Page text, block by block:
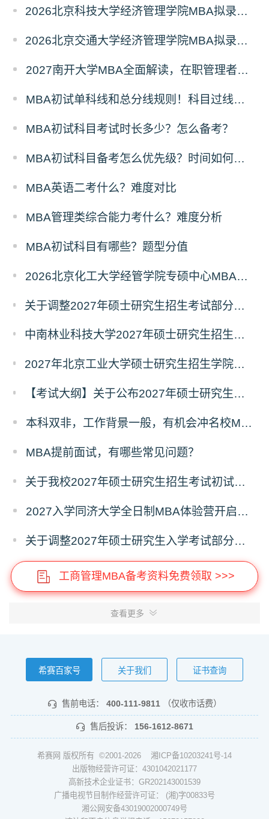
2026北京科技大学经济管理学院MBA拟录取分析解读
2026北京交通大学经济管理学院MBA拟录取分析解读
2027南开大学MBA全面解读，在职管理者择校优选
MBA初试单科线和总分线规则！科目过线标准
MBA初试科目考试时长多少？怎么备考？
MBA初试科目备考怎么优先级？时间如何分配？
MBA英语二考什么？难度对比
MBA管理类综合能力考什么？难度分析
MBA初试科目有哪些？题型分值
2026北京化工大学经管学院专硕中心MBA拟录取分析解读
关于调整2027年硕士研究生招生考试部分专业初试考试科目及参考书目的公告（二）
中南林业科技大学2027年硕士研究生招生考试初试科目调整情况公告
2027年北京工业大学硕士研究生招生学院、考试科目、考试大纲等调整情况
【考试大纲】关于公布2027年硕士研究生入学考试自命题考试科目考试大纲的通知
本科双非，工作背景一般，有机会冲名校MBA吗？
MBA提前面试，有哪些常见问题？
关于我校2027年硕士研究生招生考试初试科目调整的补充公告
2027入学同济大学全日制MBA体验营开启报名！
关于调整2027年硕士研究生入学考试部分专业考试科目的通知
工商管理MBA备考资料免费领取 >>>
查看更多
希赛百家号 关于我们 证书查询
售前电话： 400-111-9811 （仅收市话费）
售后投诉： 156-1612-8671
希赛网 版权所有 ©2001-2026 湘ICP备10203241号-14
出版物经营许可证：4301042021177
高新技术企业证书：GR202143001539
广播电视节目制作经营许可证： (湘)字00833号
湘公网安备43019002000749号